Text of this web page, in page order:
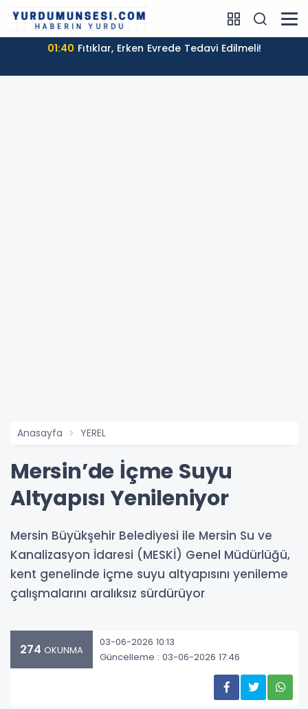
01:40 Fıtıklar, Erken Evrede Tedavi Edilmeli!
Anasayfa YEREL
Mersin’de İçme Suyu
Altyapısı Yenileniyor
Mersin Büyükşehir Belediyesi ile Mersin Su ve
Kanalizasyon İdaresi (MESKİ) Genel Müdürlüğü,
kent genelinde içme suyu altyapısını yenileme
çalışmalarını aralıksız sürdürüyor
274 OKUNMA
03-06-2026 10:13
Güncelleme : 03-06-2026 17:46